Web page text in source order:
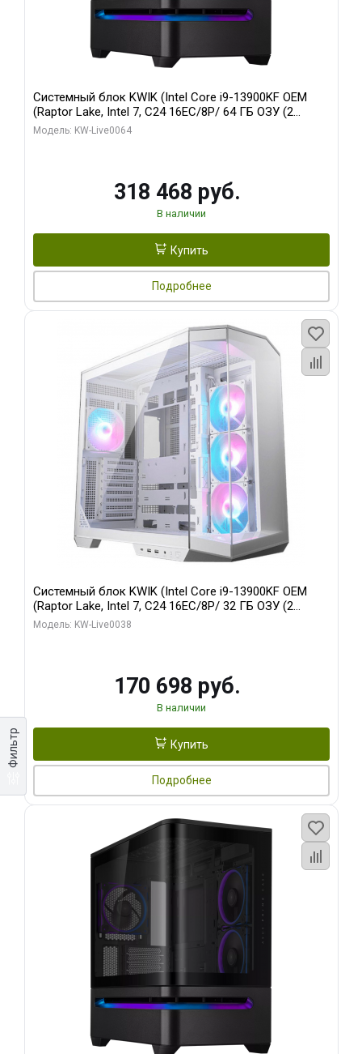
Фильтр
Системный блок KWIK (Intel Core i9-13900KF OEM
(Raptor Lake, Intel 7, C24 16EC/8P/ 64 ГБ ОЗУ (2
модуля)/ ASUS RTX5080 PROART OC 16GB GDDR7
Модель: KW-Live0064
318 468 руб.
В наличии
Купить
Подробнее
Системный блок KWIK (Intel Core i9-13900KF OEM
(Raptor Lake, Intel 7, C24 16EC/8P/ 32 ГБ ОЗУ (2
модуля)/ Gigabyte RX9070XT GAMING OC 16GB GDDR6
Модель: KW-Live0038
170 698 руб.
В наличии
Купить
Подробнее